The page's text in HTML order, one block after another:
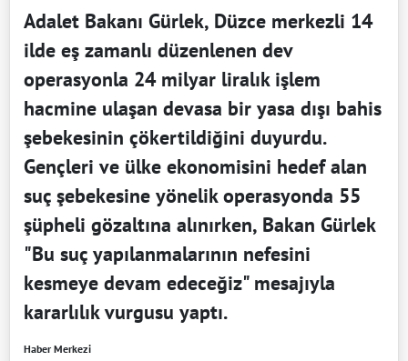
Adalet Bakanı Gürlek, Düzce merkezli 14
ilde eş zamanlı düzenlenen dev
operasyonla 24 milyar liralık işlem
hacmine ulaşan devasa bir yasa dışı bahis
şebekesinin çökertildiğini duyurdu.
Gençleri ve ülke ekonomisini hedef alan
suç şebekesine yönelik operasyonda 55
şüpheli gözaltına alınırken, Bakan Gürlek
"Bu suç yapılanmalarının nefesini
kesmeye devam edeceğiz" mesajıyla
kararlılık vurgusu yaptı.
Haber Merkezi